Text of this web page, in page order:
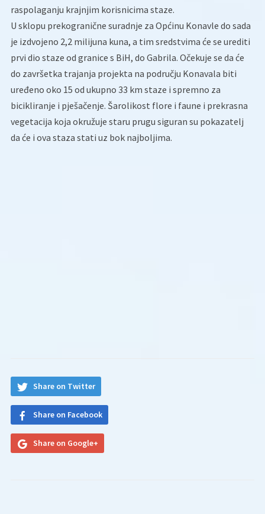
raspolaganju krajnjim korisnicima staze.
U sklopu prekogranične suradnje za Općinu Konavle do sada
je izdvojeno 2,2 milijuna kuna, a tim sredstvima će se urediti
prvi dio staze od granice s BiH, do Gabrila. Očekuje se da će
do završetka trajanja projekta na području Konavala biti
uređeno oko 15 od ukupno 33 km staze i spremno za
bicikliranje i pješačenje. Šarolikost flore i faune i prekrasna
vegetacija koja okružuje staru prugu siguran su pokazatelj
da će i ova staza stati uz bok najboljima.
Share on Twitter
Share on Facebook
Share on Google+